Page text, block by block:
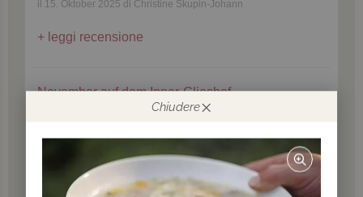
il 15. Oktober 2025 di Christine Skupin-Johann
leggi recensione
November auf dem Inner-Glieshof
Chiudere